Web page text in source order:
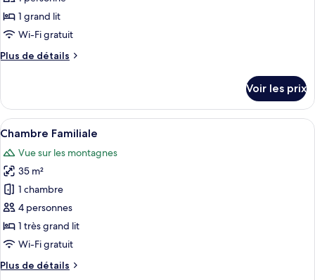
non-
fumeurs,
pour
ce
type
de
Chambre
Simple
1 grand lit
Wi-Fi gratuit
Plus de détails
Plus
le
type
de
Chambre
Simple
Voir les prix
Afficher
toutes
les
photos
pour
ce
type
de
chambre :
Chambre
Une chambre d’hôtel avec un
6
Chambre Familiale
Vue sur les montagnes
35 m²
1 chambre
4 personnes
1 très grand lit
Wi-Fi gratuit
Plus de détails
Plus